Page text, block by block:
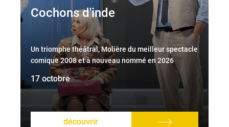
Cochons d'inde
Un triomphe théâtral, Molière du meilleur spectacle
comique 2008 et à nouveau nommé en 2026
17 octobre
découvrir